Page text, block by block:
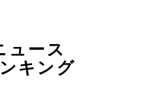
ュース
キング